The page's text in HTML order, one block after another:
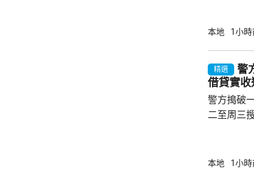
明表示，
勢，在生
推動突破，
年策略計
本地 1小時
精選
警
借貸實收
警方搗破
二至周三
年齡介乎
本地 1小時